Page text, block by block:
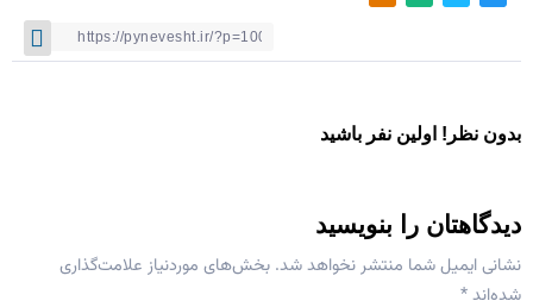
بدون نظر! اولین نفر باشید
دیدگاهتان را بنویسید
نشانی ایمیل شما منتشر نخواهد شد. بخش‌های موردنیاز علامت‌گذاری
شده‌اند*